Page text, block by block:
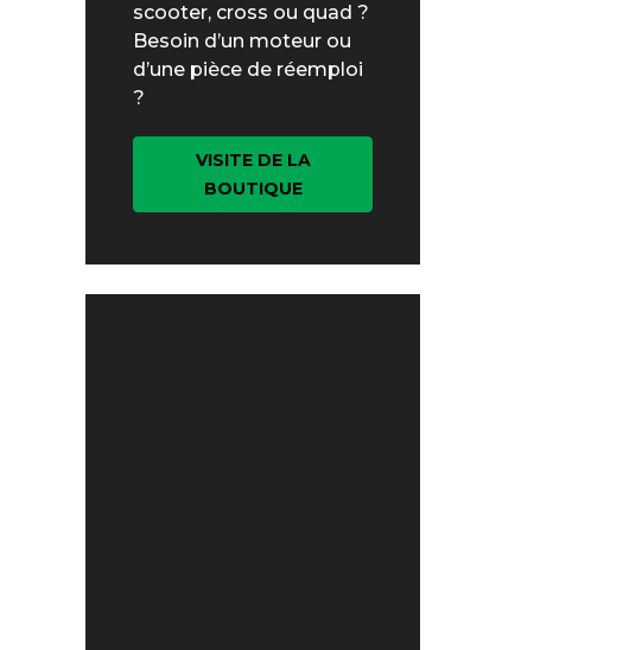
scooter, cross ou quad ?
Besoin d’un moteur ou
d’une pièce de réemploi
?
VISITE DE LA
BOUTIQUE